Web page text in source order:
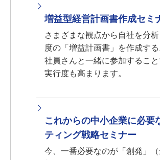
増益型経営計画書作成セミ
さまざまな観点から自社を分
度の「増益計画書」を作成す
社員さんと一緒に参加するこ
実行度も高まります。
これからの中小企業に必要
ティング戦略セミナー
今、一番必要なのが「創発」